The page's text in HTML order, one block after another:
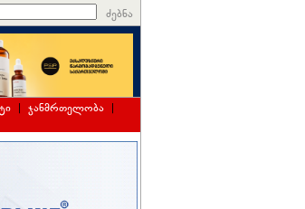
ძებნა
| ჯანმრთელობა |